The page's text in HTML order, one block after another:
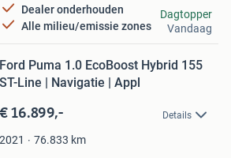
Dealer onderhouden
Alle milieu/emissie zones
Dagtopper
Vandaag
Ford Puma 1.0 EcoBoost Hybrid 155
ST-Line | Navigatie | Appl
€ 16.899,- Details
2021 76.833 km